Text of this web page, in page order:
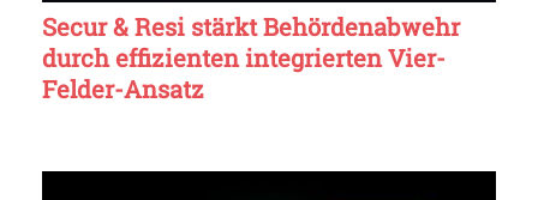
Secur & Resi stärkt Behördenabwehr
durch effizienten integrierten Vier-
Felder-Ansatz